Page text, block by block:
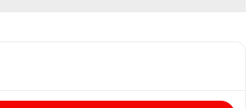
için teşekkür ederiz.